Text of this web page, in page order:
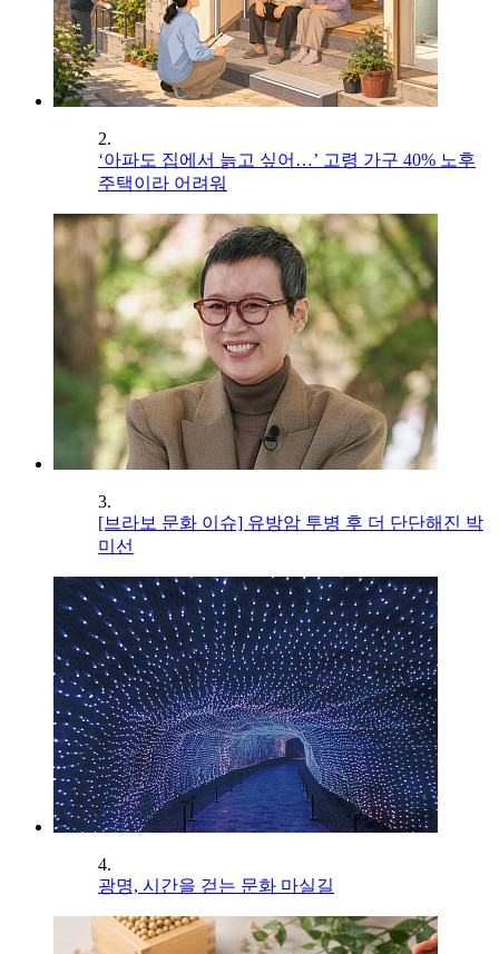
2.
‘아파도 집에서 늙고 싶어…’ 고령 가구 40% 노후
주택이라 어려워
3.
[브라보 문화 이슈] 유방암 투병 후 더 단단해진 박
미선
4.
광명, 시간을 걷는 문화 마실길